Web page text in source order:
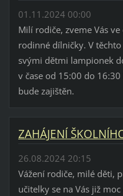
01.11.2024 00:00
Milí rodiče, zveme Vás
rodinné dílničky. V
svými dětmi lampionek
v čase od 15:00 do
bude zajištěn.
ZAHÁJENÍ
26.08.2024 20:15
Vážení rodiče, milé děti,
učitelky se na Vás již